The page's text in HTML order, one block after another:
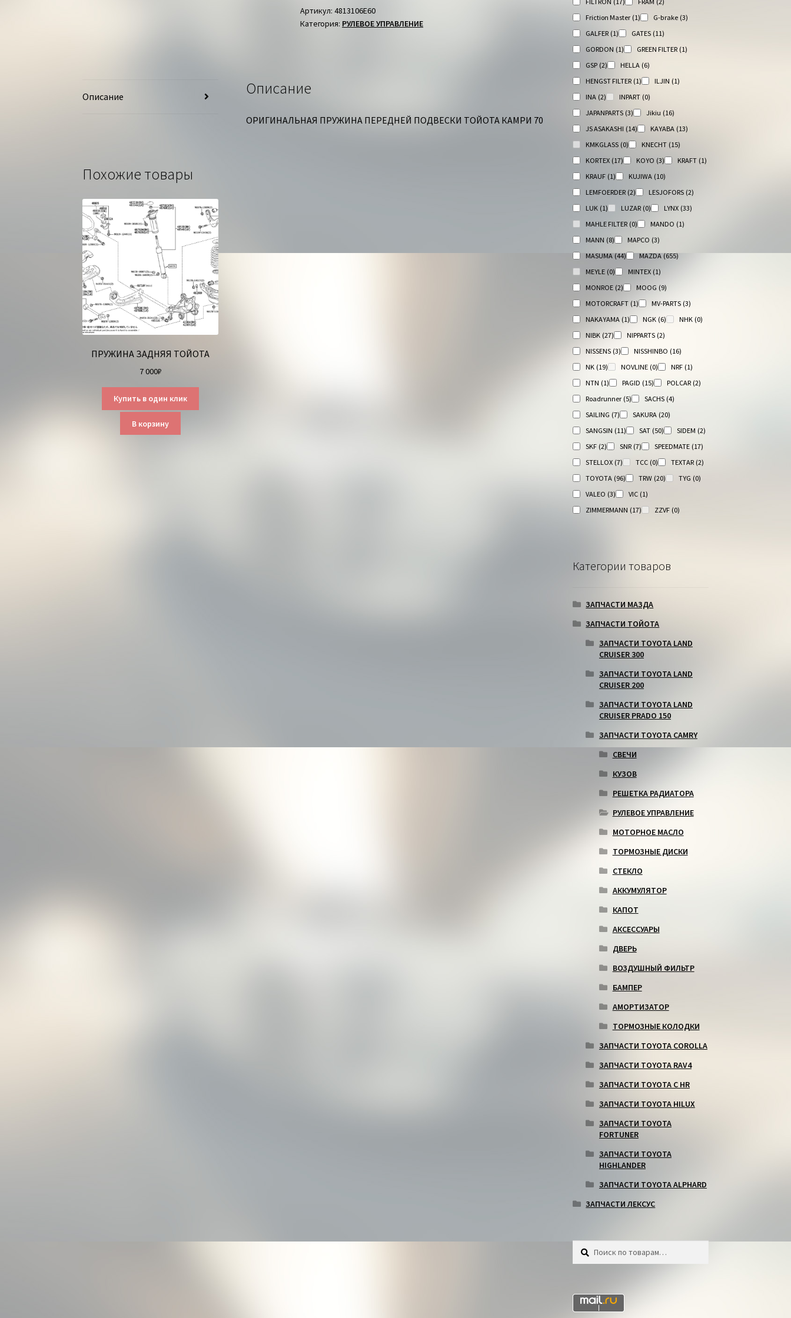
ТОЙОТА
Артикул:4813106E60
Категория: РУЛЕВОЕ УПРАВЛЕНИЕ
Описание Описание
ОРИГИНАЛЬНАЯ ПРУЖИНА ПЕРЕДНЕЙ ПОДВЕСКИ ТОЙОТА КАМРИ 70
Похожие товары
ПРУЖИНА ЗАДНЯЯ ТОЙОТА
7 000₽
Купить в один клик
В корзину
Friction Master (1) G-brake (3)
GALFER (1) GATES (11)
GORDON (1) GREEN FILTER (1)
GSP (2) HELLA (6)
HENGST FILTER (1) ILJIN (1)
INA (2) INPART (0)
JAPANPARTS (3) Jikiu (16)
JS ASAKASHI (14) KAYABA (13)
KMKGLASS (0) KNECHT (15)
KORTEX (17) KOYO (3) KRAFT (1)
KRAUF (1) KUJIWA (10)
LEMFOERDER (2) LESJOFORS (2)
LUK (1) LUZAR (0) LYNX (33)
MAHLE FILTER (0) MANDO (1)
MANN (8) MAPCO (3)
MASUMA (44) MAZDA (655)
MEYLE (0) MINTEX (1)
MONROE (2) MOOG (9)
MOTORCRAFT (1) MV-PARTS (3)
NAKAYAMA (1) NGK (6) NHK (0)
NIBK (27) NIPPARTS (2)
NISSENS (3) NISSHINBO (16)
NK (19) NOVLINE (0) NRF (1)
NTN (1) PAGID (15) POLCAR (2)
Roadrunner (5) SACHS (4)
SAILING (7) SAKURA (20)
SANGSIN (11) SAT (50) SIDEM (2)
SKF (2) SNR (7) SPEEDMATE (17)
STELLOX (7) TCC (0) TEXTAR (2)
TOYOTA (96) TRW (20) TYG (0)
VALEO (3) VIC (1)
ZIMMERMANN (17) ZZVF (0)
Категории товаров
ЗАПЧАСТИ МАЗДА
ЗАПЧАСТИ ТОЙОТА
ЗАПЧАСТИ TOYOTA LAND
CRUISER 300
ЗАПЧАСТИ TOYOTA LAND
CRUISER 200
ЗАПЧАСТИ TOYOTA LAND
CRUISER PRADO 150
ЗАПЧАСТИ TOYOTA CAMRY
СВЕЧИ
КУЗОВ
РЕШЕТКА РАДИАТОРА
РУЛЕВОЕ УПРАВЛЕНИЕ
МОТОРНОЕ МАСЛО
ТОРМОЗНЫЕ ДИСКИ
СТЕКЛО
АККУМУЛЯТОР
КАПОТ
АКСЕССУАРЫ
ДВЕРЬ
ВОЗДУШНЫЙ ФИЛЬТР
БАМПЕР
АМОРТИЗАТОР
ТОРМОЗНЫЕ КОЛОДКИ
ЗАПЧАСТИ TOYOTA COROLLA
ЗАПЧАСТИ TOYOTA RAV4
ЗАПЧАСТИ TOYOTA C HR
ЗАПЧАСТИ TOYOTA HILUX
ЗАПЧАСТИ TOYOTA
FORTUNER
ЗАПЧАСТИ TOYOTA
HIGHLANDER
ЗАПЧАСТИ TOYOTA ALPHARD
ЗАПЧАСТИ ЛЕКСУС
Искать:
Поиск